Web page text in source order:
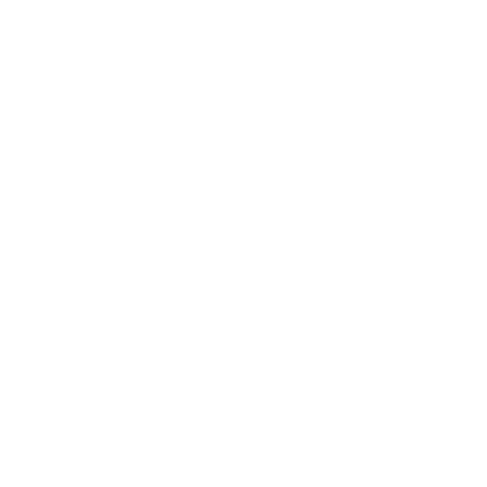
baruri și camere dotate confortabil. Recomandăm o clientelă